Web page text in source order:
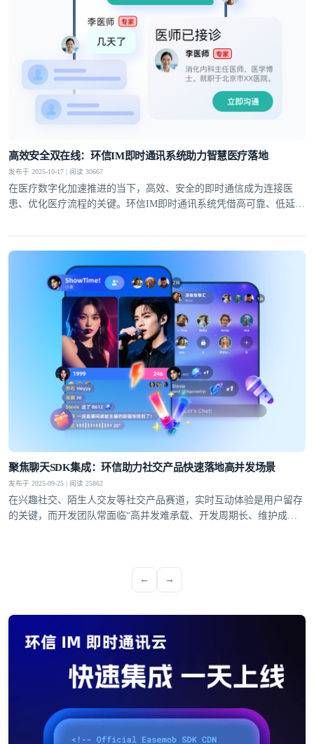
高效安全双在线：环信IM即时通讯系统助力智慧医疗落地
发布于 2025-10-17 | 阅读 30667
在医疗数字化加速推进的当下，高效、安全的即时通信成为连接医
患、优化医疗流程的关键。环信IM即时通讯系统凭借高可靠、低延
诊、医院数字化、智慧医疗三大方向提供多维度的通信支持，显著提
升医疗服务效率与质量
聚焦聊天SDK集成：环信助力社交产品快速落地高并发场景
发布于 2025-09-25 | 阅读 25862
在兴趣社交、陌生人交友等社交产品赛道，实时互动体验是用户留存
的关键，而开发团队常面临“高并发难承载、开发周期长、维护成本
←
→